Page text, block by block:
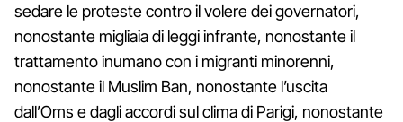
sedare le proteste contro il volere dei governatori,
nonostante migliaia di leggi infrante, nonostante il
trattamento inumano con i migranti minorenni,
nonostante il Muslim Ban, nonostante l’uscita
dall’Oms e dagli accordi sul clima di Parigi, nonostante